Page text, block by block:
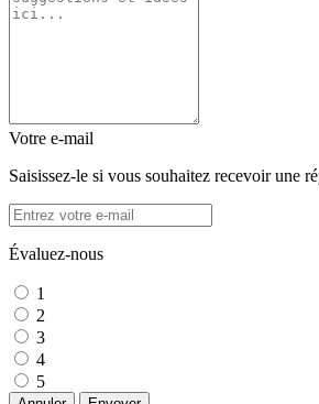
Votre e-mail
Saisissez-le si vous souhaitez recevoir une
Évaluez-nous
1
2
3
4
5